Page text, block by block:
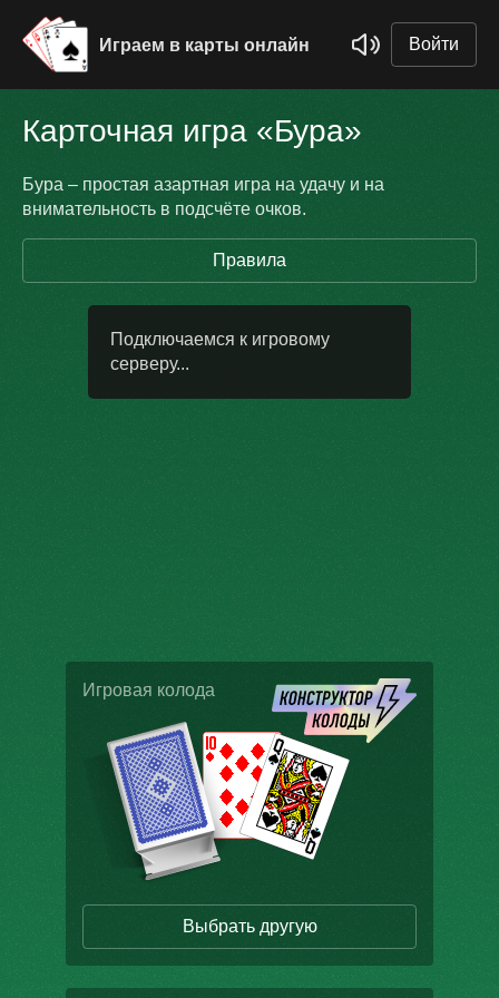
Играем в карты онлайн Войти
Карточная игра «Бура»
Бура – простая азартная игра на удачу и на
внимательность в подсчёте очков.
Правила
Подключаемся к игровому
серверу...
Игровая колода
Выбрать другую